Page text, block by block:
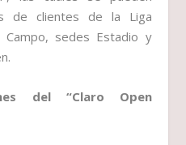
de clientes de la Liga
sedes Estadio y
del “Claro Open